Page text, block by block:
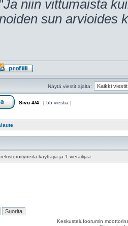
"Ja niin vittumaista
sun arvioides
Näytä viestit ajalta:
Sivu 4/4 [ 55 viestiä ]
käyttäjiä ja 1 vierailijaa
Keskustelufoorumin